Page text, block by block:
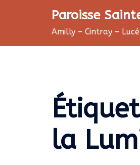
Paroisse
Amilly – Cintray –
la